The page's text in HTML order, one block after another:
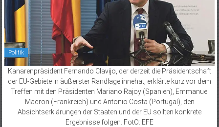
Politik
Kanarenpräsident Fernando Clavijo, der derzeit die Präsidentschaft
der EU-Gebiete in äußerster Randlage innehat, erklärte kurz vor dem
Treffen mit den Präsidenten Mariano Rajoy (Spanien), Emmanuel
Macron (Frankreich) und Antonio Costa (Portugal), den
Absichtserklärungen der Staaten und der EU sollten konkrete
Ergebnisse folgen. FotO: EFE